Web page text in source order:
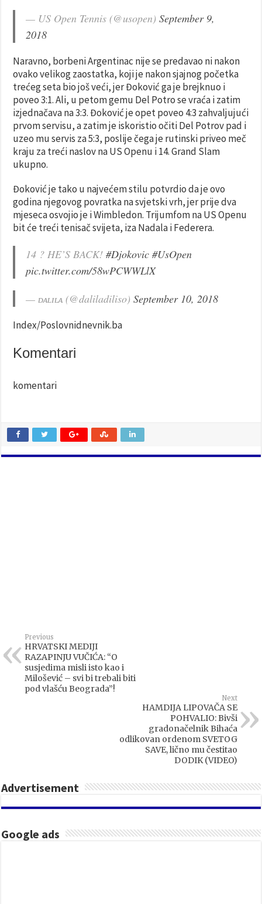
— US Open Tennis (@usopen)September 9,
2018
Naravno, borbeni Argentinac nije se predavao ni nakon
ovako velikog zaostatka, koji je nakon sjajnog početka
trećeg seta bio još veći, jer Đoković ga je brejknuo i
poveo 3:1. Ali, u petom gemu Del Potro se vraća i zatim
izjednačava na 3:3. Đoković je opet poveo 4:3 zahvaljujući
prvom servisu, a zatim je iskoristio očiti Del Potrov pad i
uzeo mu servis za 5:3, poslije čega je rutinski priveo meč
kraju za treći naslov na US Openu i 14. Grand Slam
ukupno.
Đoković je tako u najvećem stilu potvrdio da je ovo
godina njegovog povratka na svjetski vrh, jer prije dva
mjeseca osvojio je i Wimbledon. Trijumfom na US Openu
bit će treći tenisač svijeta, iza Nadala i Federera.
14 ? HE’S BACK!#Djokovic #UsOpen
pic.twitter.com/58wPCWWLlX
— ᴅᴀʟɪʟᴀ (@daliladiliso)September 10, 2018
Index/Poslovnidnevnik.ba
Komentari
komentari
Previous
HRVATSKI MEDIJI
RAZAPINJU VUČIĆA: “O
susjedima misli isto kao i
Milošević – svi bi trebali biti
pod vlašću Beograda”!
Next
HAMDIJA LIPOVAČA SE
POHVALIO: Bivši
gradonačelnik Bihaća
odlikovan ordenom SVETOG
SAVE, lično mu čestitao
DODIK (VIDEO)
Advertisement
Google ads